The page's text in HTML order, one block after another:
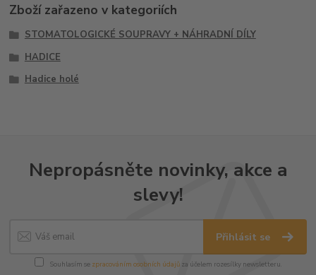
Zboží zařazeno v kategoriích
STOMATOLOGICKÉ SOUPRAVY + NÁHRADNÍ DÍLY
HADICE
Hadice holé
Nepropásněte novinky, akce a
slevy!
Přihlásit se
Souhlasím se zpracováním osobních údajůza účelem rozesílky newsletteru.